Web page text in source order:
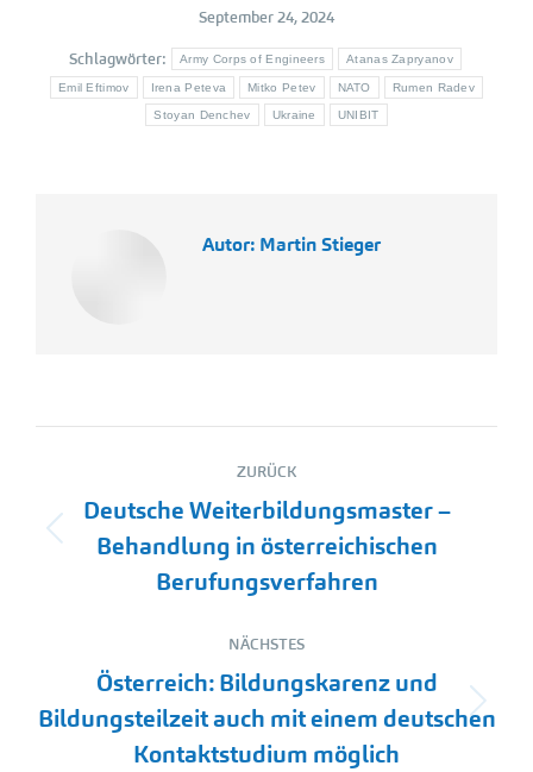
September 24, 2024
Schlagwörter: Army Corps of Engineers Atanas Zapryanov
Emil Eftimov Irena Peteva Mitko Petev NATO Rumen Radev
Stoyan Denchev Ukraine UNIBIT
Autor: Martin Stieger
Kommentarnavigation
ZURÜCK
Vorheriger
Beitrag:
Deutsche Weiterbildungsmaster –
Behandlung in österreichischen
Berufungsverfahren
NÄCHSTES
Nächster
Beitrag:
Österreich: Bildungskarenz und
Bildungsteilzeit auch mit einem deutschen
Kontaktstudium möglich